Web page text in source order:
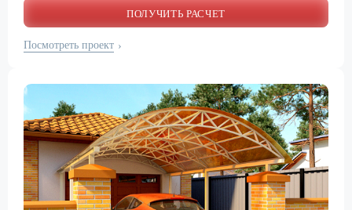
ПОЛУЧИТЬ РАСЧЕТ
Посмотреть проект ›